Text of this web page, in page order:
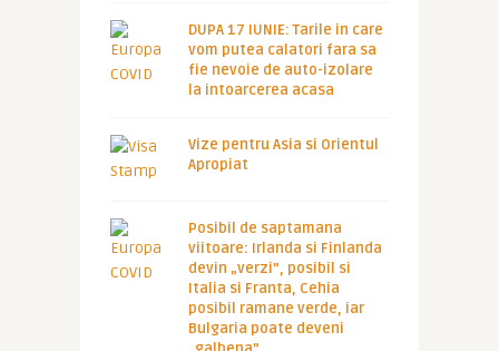
DUPA 17 IUNIE: Tarile in care
vom putea calatori fara sa
fie nevoie de auto-izolare
la intoarcerea acasa
Vize pentru Asia si Orientul
Apropiat
Posibil de saptamana
viitoare: Irlanda si Finlanda
devin „verzi”, posibil si
Italia si Franta, Cehia
posibil ramane verde, iar
Bulgaria poate deveni